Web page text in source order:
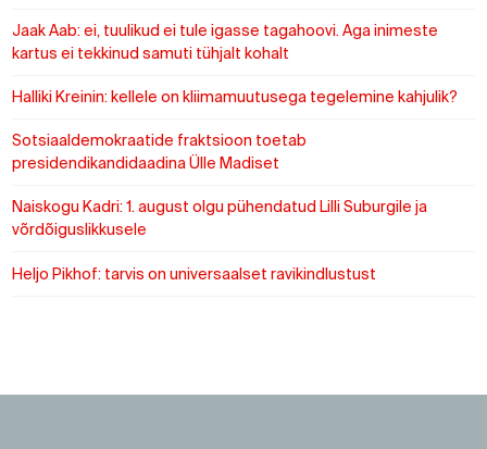
Jaak Aab: ei, tuulikud ei tule igasse tagahoovi. Aga inimeste
kartus ei tekkinud samuti tühjalt kohalt
Halliki Kreinin: kellele on kliimamuutusega tegelemine kahjulik?
Sotsiaaldemokraatide fraktsioon toetab
presidendikandidaadina Ülle Madiset
Naiskogu Kadri: 1. august olgu pühendatud Lilli Suburgile ja
võrdõiguslikkusele
Heljo Pikhof: tarvis on universaalset ravikindlustust